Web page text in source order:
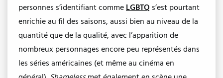
personnes s’identifiant comme LGBTQ s’est pourtant
enrichie au fil des saisons, aussi bien au niveau de la
quantité que de la qualité, avec l’apparition de
nombreux personnages encore peu représentés dans
les séries américaines (et même au cinéma en